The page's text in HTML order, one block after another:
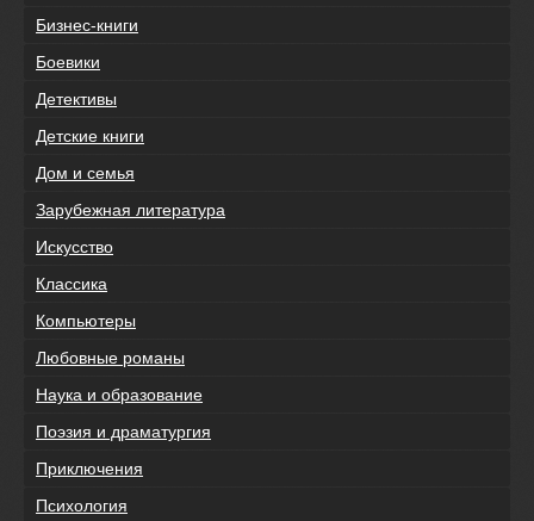
Бизнес-книги
Боевики
Детективы
Детские книги
Дом и семья
Зарубежная литература
Искусство
Классика
Компьютеры
Любовные романы
Наука и образование
Поэзия и драматургия
Приключения
Психология